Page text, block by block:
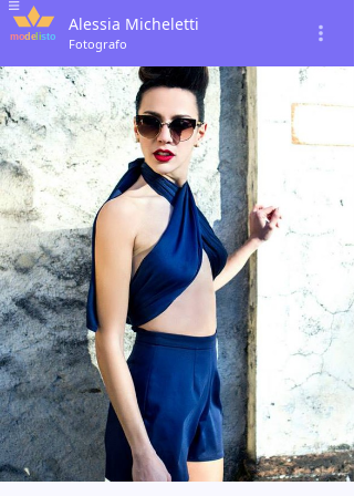
Alessia Micheletti
Fotografo